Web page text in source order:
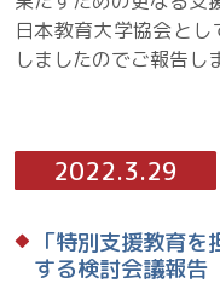
日本教育大学協会と
しましたのでご報告し
2022.3.29
「特別支援教育
する検討会議報告